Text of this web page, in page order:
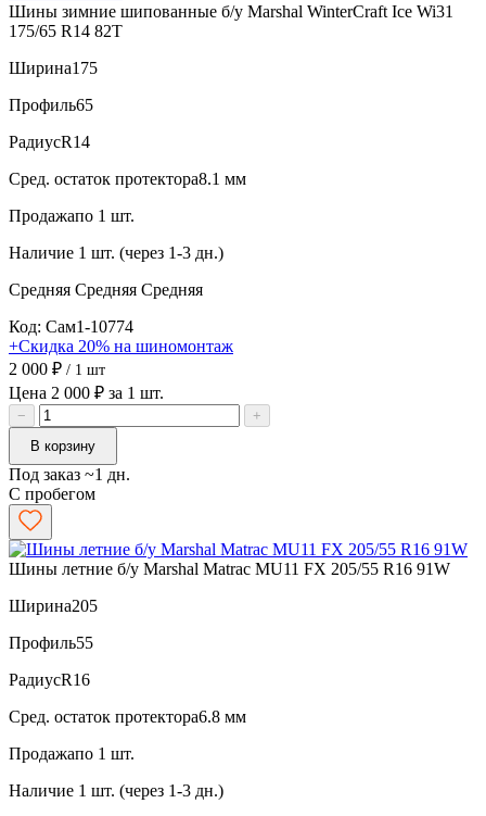
Шины зимние шипованные б/у Marshal WinterCraft Ice Wi31
175/65 R14 82T
Ширина175
Профиль65
РадиусR14
Сред. остаток протектора8.1 мм
Продажапо 1 шт.
Наличие 1 шт. (через 1-3 дн.)
Средняя Средняя Средняя
Код: Сам1-10774
+Скидка 20% на шиномонтаж
2 000 ₽ / 1 шт
Цена 2 000 ₽ за 1 шт.
−
+
В корзину
Под заказ ~1 дн.
С пробегом
Шины летние б/у Marshal Matrac MU11 FX 205/55 R16 91W
Ширина205
Профиль55
РадиусR16
Сред. остаток протектора6.8 мм
Продажапо 1 шт.
Наличие 1 шт. (через 1-3 дн.)